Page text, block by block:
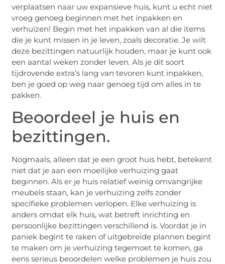
verplaatsen naar uw expansieve huis, kunt u echt niet
vroeg genoeg beginnen met het inpakken en
verhuizen! Begin met het inpakken van al die items
die je kunt missen in je leven, zoals decoratie. Je wilt
deze bezittingen natuurlijk houden, maar je kunt ook
een aantal weken zonder leven. Als je dit soort
tijdrovende extra’s lang van tevoren kunt inpakken,
ben je goed op weg naar genoeg tijd om alles in te
pakken.
Beoordeel je huis en
bezittingen.
Nogmaals, alleen dat je een groot huis hebt, betekent
niet dat je aan een moeilijke verhuizing gaat
beginnen. Als er je huis relatief weinig omvangrijke
meubels staan, kan je verhuizing zelfs zonder
specifieke problemen verlopen. Elke verhuizing is
anders omdat elk huis, wat betreft inrichting en
persoonlijke bezittingen verschillend is. Voordat je in
paniek begint te raken of uitgebreide plannen begint
te maken om je verhuizing tegemoet te komen, ga
eens serieus beoordelen welke problemen je huis zou